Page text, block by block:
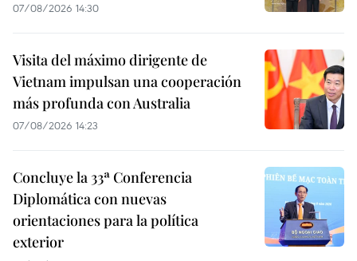
07/08/2026 14:30
Visita del máximo dirigente de
Vietnam impulsan una cooperación
más profunda con Australia
07/08/2026 14:23
Concluye la 33ª Conferencia
Diplomática con nuevas
orientaciones para la política
exterior